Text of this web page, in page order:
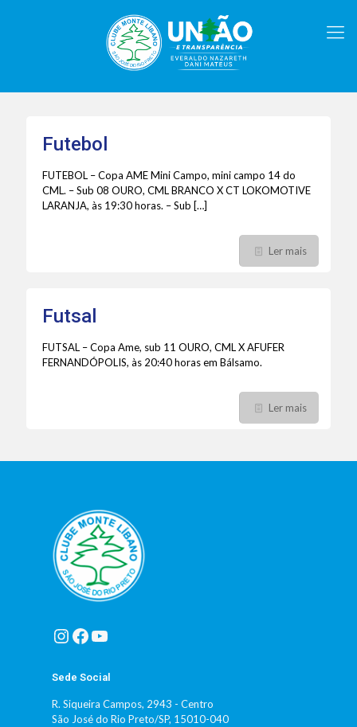
Futebol
FUTEBOL – Copa AME Mini Campo, mini campo 14 do
CML. – Sub 08 OURO, CML BRANCO X CT LOKOMOTIVE
LARANJA, às 19:30 horas. – Sub […]
Ler mais
Futsal
FUTSAL – Copa Ame, sub 11 OURO, CML X AFUFER
FERNANDÓPOLIS, às 20:40 horas em Bálsamo.
Ler mais
Instagram
Facebook
Youtube
Sede Social
R. Siqueira Campos, 2943 - Centro
São José do Rio Preto/SP, 15010-040